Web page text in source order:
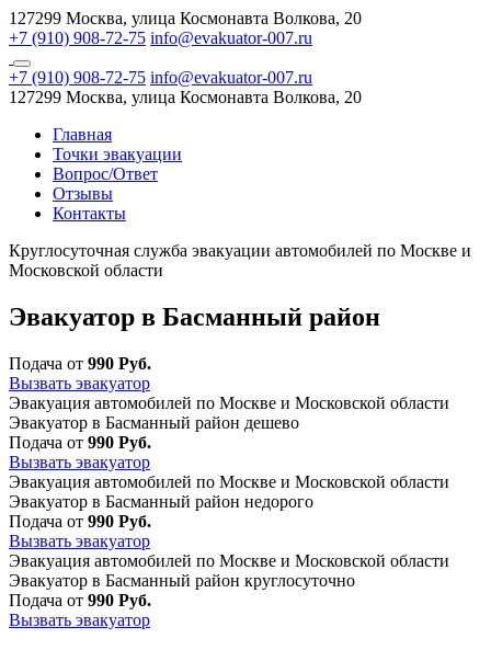
127299 Москва, улица Космонавта Волкова, 20
+7 (910) 908-72-75 info@evakuator-007.ru
+7 (910) 908-72-75 info@evakuator-007.ru
127299 Москва, улица Космонавта Волкова, 20
Главная
Точки эвакуации
Вопрос/Ответ
Отзывы
Контакты
Круглосуточная служба эвакуации автомобилей по Москве и
Московской области
Эвакуатор в Басманный район
Подача от 990 Руб.
Вызвать эвакуатор
Эвакуация автомобилей по Москве и Московской области
Эвакуатор в Басманный район дешево
Подача от 990 Руб.
Вызвать эвакуатор
Эвакуация автомобилей по Москве и Московской области
Эвакуатор в Басманный район недорого
Подача от 990 Руб.
Вызвать эвакуатор
Эвакуация автомобилей по Москве и Московской области
Эвакуатор в Басманный район круглосуточно
Подача от 990 Руб.
Вызвать эвакуатор